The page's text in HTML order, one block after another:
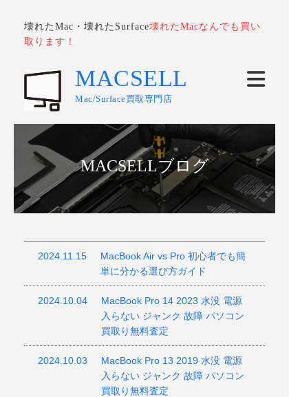
壊れたMac・壊れたSurface壊れたMacなんでも買い
取ります！
MACSELL
Mac/Surface買取専門店
MACSELLブログ
2024.11.15
MacBook Air vs Pro 初心者でも簡
単に分かる選び方ガイド
2024.10.04
MacBook Pro 14 2023 水没 電源
入らない ジャンク 故障 パソコン
買取り無料査定
2024.10.03
MacBook Pro 13 2019 水没 電源
入らない ジャンク 故障 パソコン
買取り無料査定